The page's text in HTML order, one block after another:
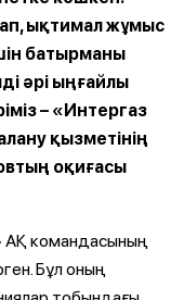
ықтимал жұмыс
батырманы
әрі ыңғайлы
– «Интергаз
қызметінің
оқиғасы
АҚ командасының
Бұл оның